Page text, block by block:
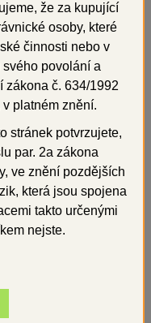
že za kupující
osoby, které
činnosti nebo v
povolání a
zákona č. 634/1992
platném znění.
stránek potvrzujete,
par. 2a zákona
ve znění pozdějších
která jsou spojena
takto určenými
nejste.